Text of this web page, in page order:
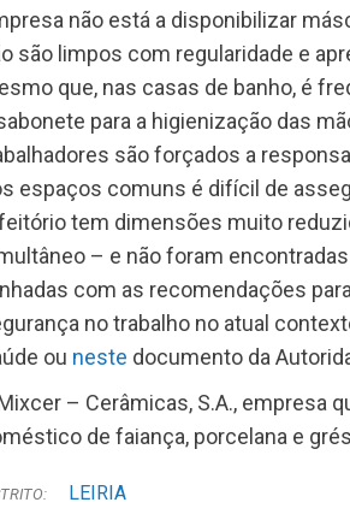
não está a disponibilizar
são limpos com regularidade e
que, nas casas de banho, é
para a higienização das
são forçados a
espaços comuns é difícil de
tem dimensões muito
– e não foram
com as recomendações
no trabalho no atual
ou neste documento da
– Cerâmicas, S.A., empresa
de faiança, porcelana e
LEIRIA